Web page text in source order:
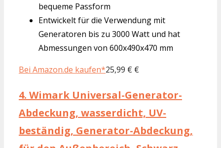
bequeme Passform
Entwickelt für die Verwendung mit
Generatoren bis zu 3000 Watt und hat
Abmessungen von 600x490x470 mm
Bei Amazon.de kaufen*25,99 € €
4. Wimark Universal-Generator-
Abdeckung, wasserdicht, UV-
beständig, Generator-Abdeckung,